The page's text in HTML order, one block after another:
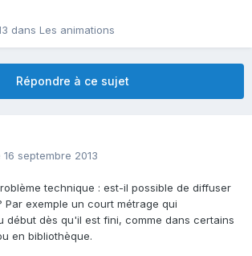
dans Les animations
Répondre à ce sujet
16 septembre 2013
technique : est-il possible de diffuser
Par exemple un court métrage qui
début dès qu'il est fini, comme dans certains
en bibliothèque.